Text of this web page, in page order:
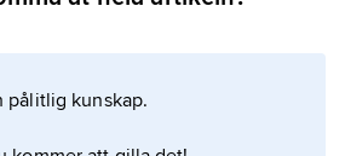
tillföll APC sedan
pålitlig kunskap.